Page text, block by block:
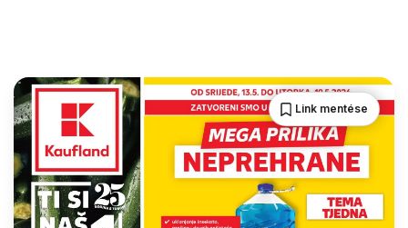
Link mentése